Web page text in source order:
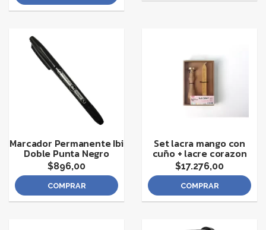
Marcador Permanente Ibi
Doble Punta Negro
$896,00
COMPRAR
Set lacra mango con
cuño + lacre corazon
$17.276,00
COMPRAR